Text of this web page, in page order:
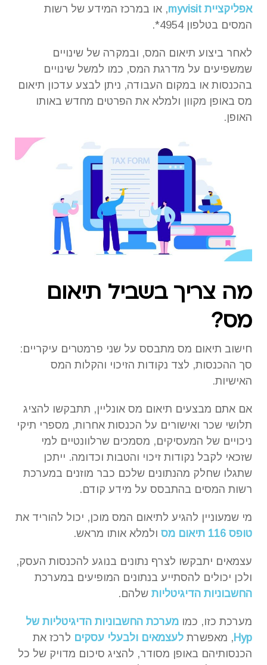
אפליקציית myvisit
, או במרכז המידע של רשות
המסים בטלפון 4954*.
לאחר ביצוע תיאום המס, ובמקרה של שינויים
שמשפיעים על מדרגת המס, כמו למשל שינויים
בהכנסות או במקום העבודה, ניתן לבצע עדכון תיאום
מס באופן מקוון ולמלא את הפרטים מחדש באותו
האופן.
מה צריך בשביל תיאום
מס?
חישוב תיאום מס מתבסס על שני פרמטרים עיקריים:
סך ההכנסות, לצד נקודות הזיכוי והקלות המס
האישיות.
אם אתם מבצעים תיאום מס אונליין, תתבקשו להציג
תלושי שכר ואישורים על הכנסות אחרות, מספרי תיקי
ניכויים של המעסיקים, מסמכים שרלוונטיים למי
שזכאי לקבל נקודות זיכוי והטבות וכדומה. ייתכן
שתגלו שחלק מהנתונים שלכם כבר מוזנים במערכת
רשות המסים בהתבסס על מידע קודם.
מי שמעוניין להגיע לתיאום המס מוכן, יכול להוריד את
טופס 116 תיאום מס
ולמלא אותו מראש.
עצמאים יתבקשו לצרף נתונים בנוגע להכנסות העסק,
ולכן יכולים להסתייע בנתונים המופיעים במערכת
החשבוניות הדיגיטליות שלהם.
מערכת כזו, כמו מערכת החשבוניות הדיגיטליות של
Hyp, מאפשרת לעצמאים ולבעלי עסקים לרכז את
הכנסותיהם באופן מסודר, להציג סיכום מדויק של כל